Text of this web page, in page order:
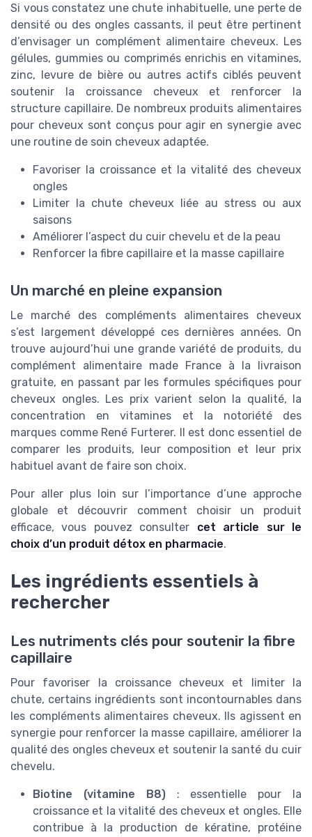
Si vous constatez une chute inhabituelle, une perte de
densité ou des ongles cassants, il peut être pertinent
d’envisager un complément alimentaire cheveux. Les
gélules, gummies ou comprimés enrichis en vitamines,
zinc, levure de bière ou autres actifs ciblés peuvent
soutenir la croissance cheveux et renforcer la
structure capillaire. De nombreux produits alimentaires
pour cheveux sont conçus pour agir en synergie avec
une routine de soin cheveux adaptée.
Favoriser la croissance et la vitalité des cheveux
ongles
Limiter la chute cheveux liée au stress ou aux
saisons
Améliorer l’aspect du cuir chevelu et de la peau
Renforcer la fibre capillaire et la masse capillaire
Un marché en pleine expansion
Le marché des compléments alimentaires cheveux
s’est largement développé ces dernières années. On
trouve aujourd’hui une grande variété de produits, du
complément alimentaire made France à la livraison
gratuite, en passant par les formules spécifiques pour
cheveux ongles. Les prix varient selon la qualité, la
concentration en vitamines et la notoriété des
marques comme René Furterer. Il est donc essentiel de
comparer les produits, leur composition et leur prix
habituel avant de faire son choix.
Pour aller plus loin sur l’importance d’une approche
globale et découvrir comment choisir un produit
efficace, vous pouvez consulter cet article sur le
choix d’un produit détox en pharmacie.
Les ingrédients essentiels à
rechercher
Les nutriments clés pour soutenir la fibre
capillaire
Pour favoriser la croissance cheveux et limiter la
chute, certains ingrédients sont incontournables dans
les compléments alimentaires cheveux. Ils agissent en
synergie pour renforcer la masse capillaire, améliorer la
qualité des ongles cheveux et soutenir la santé du cuir
chevelu.
Biotine (vitamine B8): essentielle pour la
croissance et la vitalité des cheveux et ongles. Elle
contribue à la production de kératine, protéine